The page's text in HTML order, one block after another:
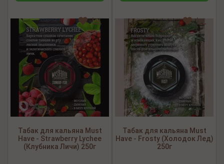
Табак для кальяна Must
Have - Strawberry Lychee
(Клубника Личи) 250г
Табак для кальяна Must
Have - Frosty (Холодок Лед)
250г